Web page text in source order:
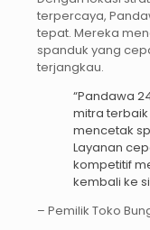
terpercaya,
tepat. Mereka
spanduk yang
terjangkau.
“Pandawa
mitra
mencetak
Layanan
kompetitif
kembali ke
– Pemilik Toko